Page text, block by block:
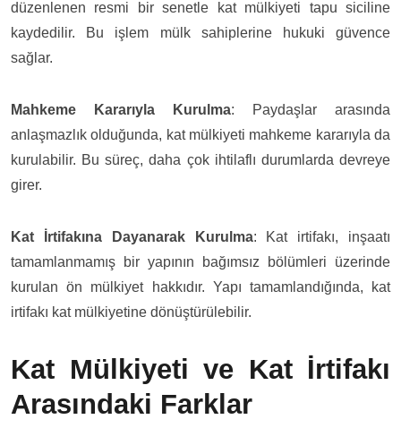
düzenlenen resmi bir senetle kat mülkiyeti tapu siciline
kaydedilir. Bu işlem mülk sahiplerine hukuki güvence
sağlar.
Mahkeme Kararıyla Kurulma: Paydaşlar arasında
anlaşmazlık olduğunda, kat mülkiyeti mahkeme kararıyla da
kurulabilir. Bu süreç, daha çok ihtilaflı durumlarda devreye
girer.
Kat İrtifakına Dayanarak Kurulma: Kat irtifakı, inşaatı
tamamlanmamış bir yapının bağımsız bölümleri üzerinde
kurulan ön mülkiyet hakkıdır. Yapı tamamlandığında, kat
irtifakı kat mülkiyetine dönüştürülebilir.
Kat Mülkiyeti ve Kat İrtifakı
Arasındaki Farklar